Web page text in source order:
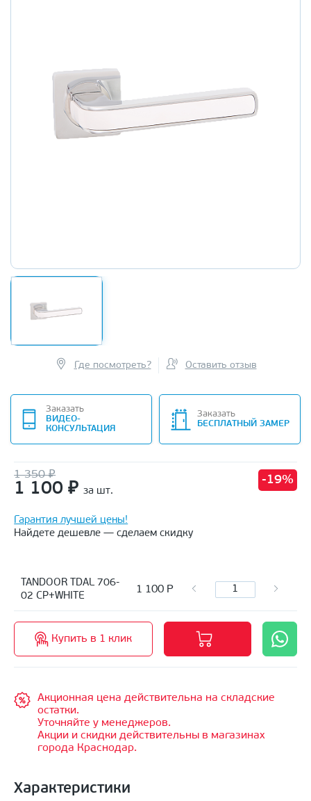
Где посмотреть? Оставить отзыв
Заказать
ВИДЕО-
КОНСУЛЬТАЦИЯ
Заказать
БЕСПЛАТНЫЙ ЗАМЕР
1 350 ₽
1 100 ₽ за шт.
-19%
Гарантия лучшей цены!
Найдете дешевле — сделаем скидку
TANDOOR TDAL 706-
02 CP+WHITE
1 100 Р
Купить в 1 клик
Акционная цена действительна на складские
остатки.
Уточняйте у менеджеров.
Акции и скидки действительны в магазинах
города Краснодар.
Характеристики